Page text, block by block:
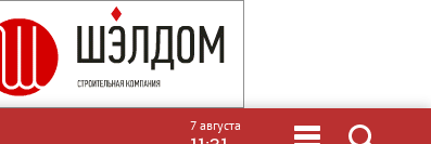
7 августа